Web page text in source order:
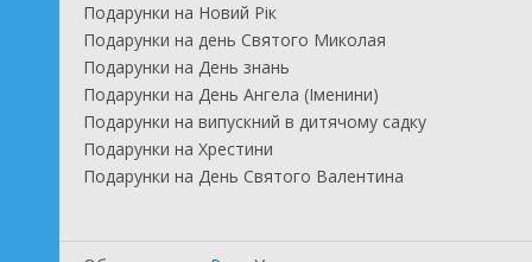
Подарунки на Новий Рік
Подарунки на день Святого Миколая
Подарунки на День знань
Подарунки на День Ангела (Іменини)
Подарунки на випускний в дитячому садку
Подарунки на Хрестини
Подарунки на День Святого Валентина